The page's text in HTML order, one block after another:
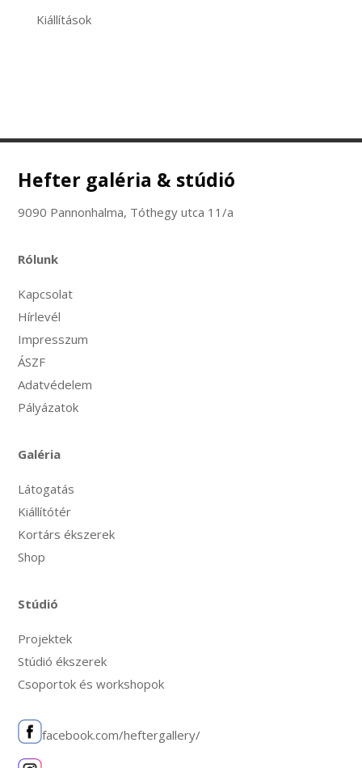
Kiállítások
Hefter galéria & stúdió
9090 Pannonhalma, Tóthegy utca 11/a
Rólunk
Kapcsolat
Hírlevél
Impresszum
ÁSZF
Adatvédelem
Pályázatok
Galéria
Látogatás
Kiállítótér
Kortárs ékszerek
Shop
Stúdió
Projektek
Stúdió ékszerek
Csoportok és workshopok
facebook.com/heftergallery/